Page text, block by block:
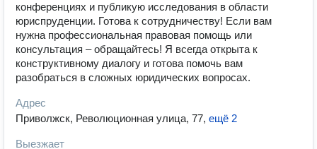
конференциях и публикую исследования в области
юриспруденции. Готова к сотрудничеству! Если вам
нужна профессиональная правовая помощь или
консультация – обращайтесь! Я всегда открыта к
конструктивному диалогу и готова помочь вам
разобраться в сложных юридических вопросах.
Адрес
Приволжск, Революционная улица, 77, ещё 2
Выезжает